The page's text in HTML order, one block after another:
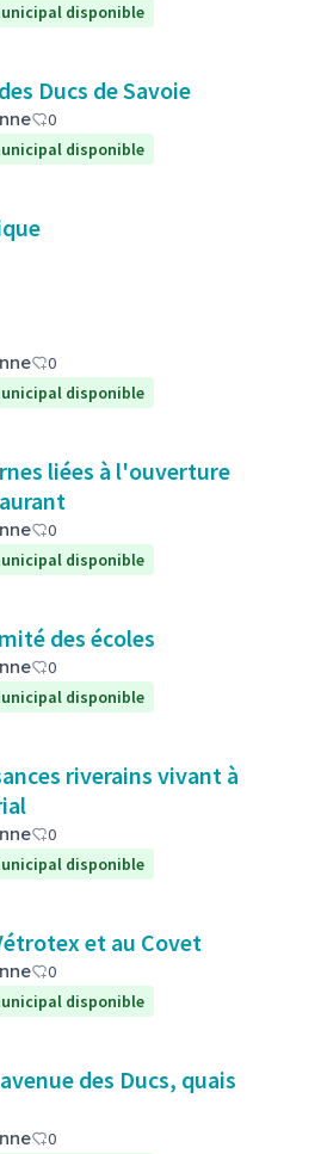
disponible
Ducs de Savoie
0
disponible
0
disponible
liées à l'ouverture
0
disponible
des écoles
0
disponible
riverains vivant à
0
disponible
et au Covet
0
disponible
des Ducs, quais
0